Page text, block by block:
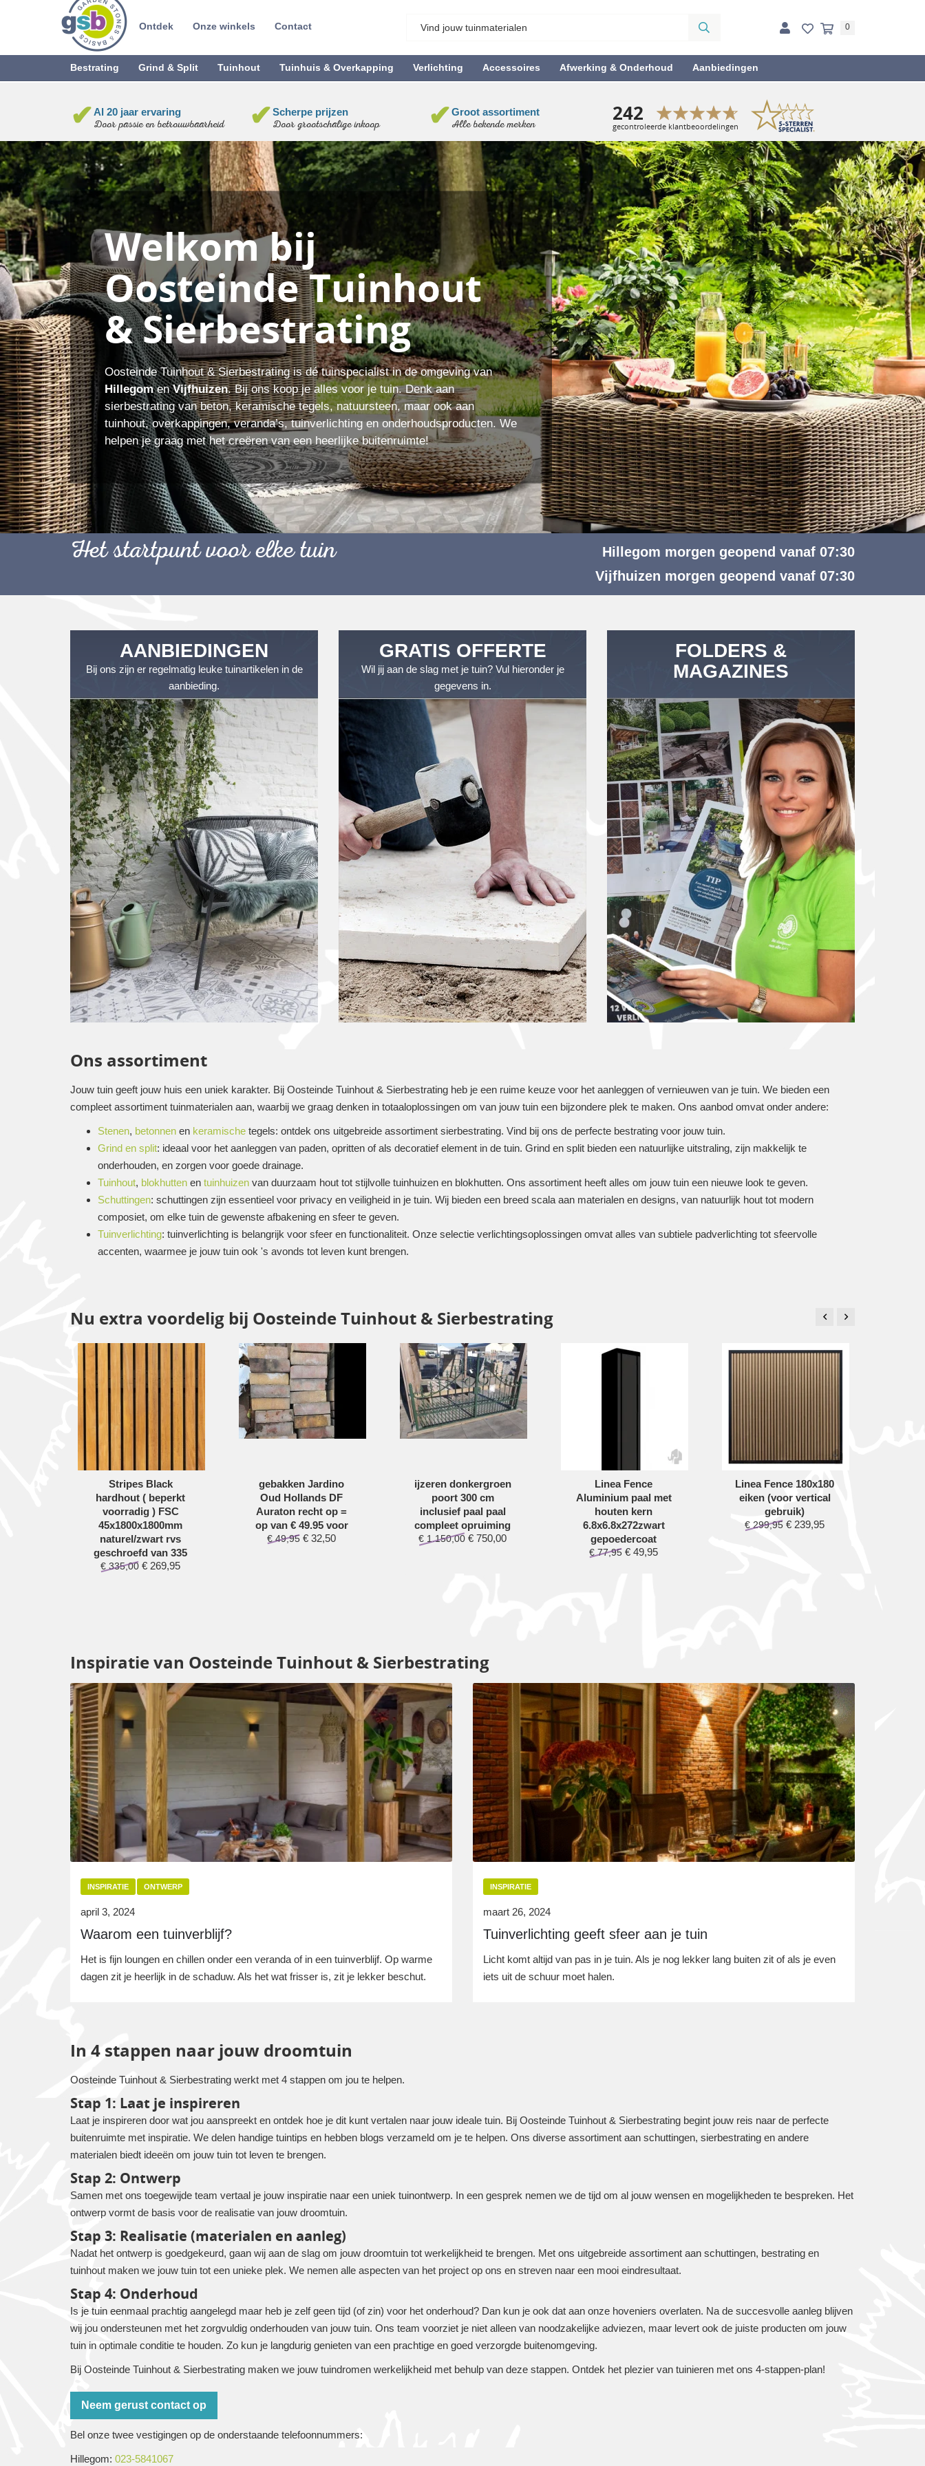
Ontdek Onze winkels Contact 0
Bestrating Grind & Split Tuinhout Tuinhuis & Overkapping Verlichting Accessoires Afwerking & Onderhoud Aanbiedingen
✔Al 20 jaar ervaring
Door passie en betrouwbaarheid ✔Scherpe prijzen
Door grootschalige inkoop ✔Groot assortiment
Alle bekende merken
Welkom bij
Oosteinde Tuinhout
& Sierbestrating
Oosteinde Tuinhout & Sierbestrating is dé tuinspecialist in de omgeving van
HillegomenVijfhuizen. Bij ons koop je alles voor je tuin. Denk aan
sierbestrating van beton, keramische tegels, natuursteen, maar ook aan
tuinhout, overkappingen, veranda’s, tuinverlichting en onderhoudsproducten. We
helpen je graag met het creëren van een heerlijke buitenruimte!
Het startpunt voor elke tuin Hillegom morgen geopend vanaf 07:30
Vijfhuizen morgen geopend vanaf 07:30
AANBIEDINGEN
Bij ons zijn er regelmatig leuke tuinartikelen in de
aanbieding.
GRATIS OFFERTE
Wil jij aan de slag met je tuin? Vul hieronder je
gegevens in.
FOLDERS &
MAGAZINES
Ons assortiment
Jouw tuin geeft jouw huis een uniek karakter. Bij Oosteinde Tuinhout & Sierbestrating heb je een ruime keuze voor het aanleggen of vernieuwen van je tuin. We bieden een
compleet assortiment tuinmaterialen aan, waarbij we graag denken in totaaloplossingen om van jouw tuin een bijzondere plek te maken. Ons aanbod omvat onder andere:
Stenen, betonnen en keramische tegels: ontdek ons uitgebreide assortiment sierbestrating. Vind bij ons de perfecte bestrating voor jouw tuin.
Grind en split: ideaal voor het aanleggen van paden, opritten of als decoratief element in de tuin. Grind en split bieden een natuurlijke uitstraling, zijn makkelijk te
onderhouden, en zorgen voor goede drainage.
Tuinhout, blokhutten en tuinhuizen van duurzaam hout tot stijlvolle tuinhuizen en blokhutten. Ons assortiment heeft alles om jouw tuin een nieuwe look te geven.
Schuttingen: schuttingen zijn essentieel voor privacy en veiligheid in je tuin. Wij bieden een breed scala aan materialen en designs, van natuurlijk hout tot modern
composiet, om elke tuin de gewenste afbakening en sfeer te geven.
Tuinverlichting: tuinverlichting is belangrijk voor sfeer en functionaliteit. Onze selectie verlichtingsoplossingen omvat alles van subtiele padverlichting tot sfeervolle
accenten, waarmee je jouw tuin ook 's avonds tot leven kunt brengen.
Nu extra voordelig bij Oosteinde Tuinhout & Sierbestrating
Stripes Black
hardhout ( beperkt
voorradig ) FSC
45x1800x1800mm
naturel/zwart rvs
geschroefd van 335
€ 335,00 € 269,95
gebakken Jardino
Oud Hollands DF
Auraton recht op =
op van € 49.95 voor
€49,95 € 32,50
ijzeren donkergroen
poort 300 cm
inclusief paal paal
compleet opruiming
€ 1.150,00 € 750,00
Linea Fence
Aluminium paal met
houten kern
6.8x6.8x272zwart
gepoedercoat
€77,95 € 49,95
Linea Fence 180x180
eiken (voor vertical
gebruik)
€ 299,95 € 239,95
Inspiratie van Oosteinde Tuinhout & Sierbestrating
INSPIRATIE ONTWERP
april 3, 2024
Waarom een tuinverblijf?
Het is fijn loungen en chillen onder een veranda of in een tuinverblijf. Op warme
dagen zit je heerlijk in de schaduw. Als het wat frisser is, zit je lekker beschut.
INSPIRATIE
maart 26, 2024
Tuinverlichting geeft sfeer aan je tuin
Licht komt altijd van pas in je tuin. Als je nog lekker lang buiten zit of als je even
iets uit de schuur moet halen.
In 4 stappen naar jouw droomtuin
Oosteinde Tuinhout & Sierbestrating werkt met 4 stappen om jou te helpen.
Stap 1: Laat je inspireren
Laat je inspireren door wat jou aanspreekt en ontdek hoe je dit kunt vertalen naar jouw ideale tuin. Bij Oosteinde Tuinhout & Sierbestrating begint jouw reis naar de perfecte
buitenruimte met inspiratie. We delen handige tuintips en hebben blogs verzameld om je te helpen. Ons diverse assortiment aan schuttingen, sierbestrating en andere
materialen biedt ideeën om jouw tuin tot leven te brengen.
Stap 2: Ontwerp
Samen met ons toegewijde team vertaal je jouw inspiratie naar een uniek tuinontwerp. In een gesprek nemen we de tijd om al jouw wensen en mogelijkheden te bespreken. Het
ontwerp vormt de basis voor de realisatie van jouw droomtuin.
Stap 3: Realisatie (materialen en aanleg)
Nadat het ontwerp is goedgekeurd, gaan wij aan de slag om jouw droomtuin tot werkelijkheid te brengen. Met ons uitgebreide assortiment aan schuttingen, bestrating en
tuinhout maken we jouw tuin tot een unieke plek. We nemen alle aspecten van het project op ons en streven naar een mooi eindresultaat.
Stap 4: Onderhoud
Is je tuin eenmaal prachtig aangelegd maar heb je zelf geen tijd (of zin) voor het onderhoud? Dan kun je ook dat aan onze hoveniers overlaten. Na de succesvolle aanleg blijven
wij jou ondersteunen met het zorgvuldig onderhouden van jouw tuin. Ons team voorziet je niet alleen van noodzakelijke adviezen, maar levert ook de juiste producten om jouw
tuin in optimale conditie te houden. Zo kun je langdurig genieten van een prachtige en goed verzorgde buitenomgeving.
Bij Oosteinde Tuinhout & Sierbestrating maken we jouw tuindromen werkelijkheid met behulp van deze stappen. Ontdek het plezier van tuinieren met ons 4-stappen-plan!
Neem gerust contact op
Bel onze twee vestigingen op de onderstaande telefoonnummers:
Hillegom: 023-5841067